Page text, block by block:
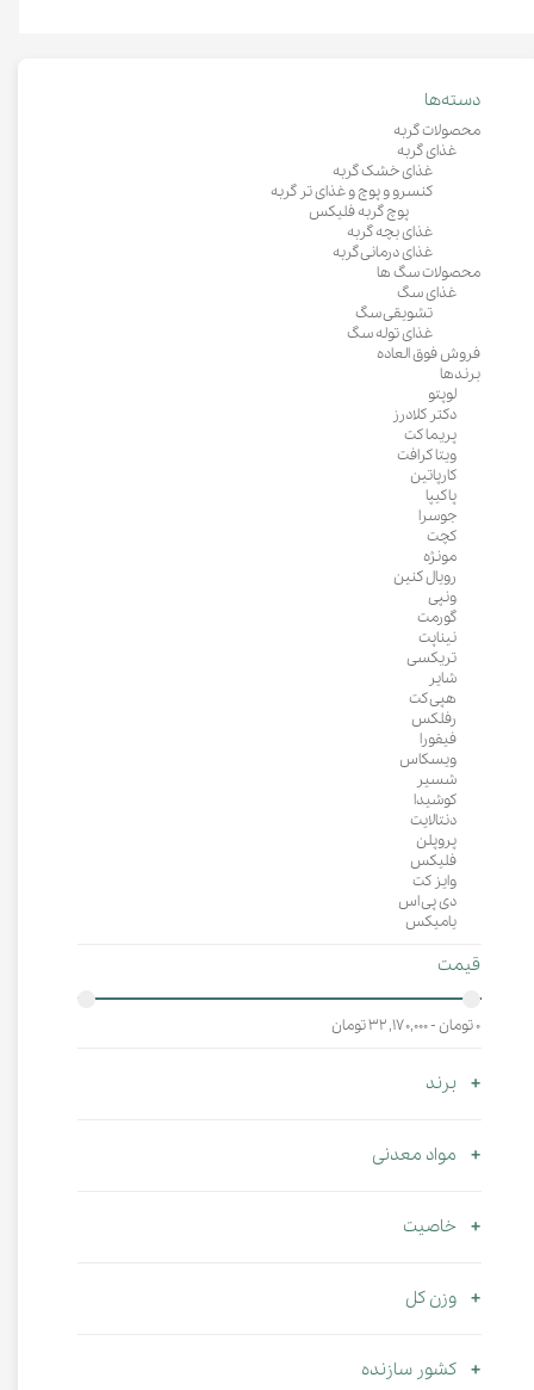
دسته‌ها
محصولات گربه
غذای گربه
غذای خشک گربه
کنسرو و پوچ و غذای تر گربه
پوچ گربه فلیکس
غذای بچه گربه
غذای درمانی گربه
محصولات سگ ها
غذای سگ
تشویقی سگ
غذای توله سگ
فروش فوق العاده
برندها
لوپتو
دکتر کلادرز
پریما کت
ویتا کرافت
کارپاتین
پاکیپا
جوسرا
کچت
مونژه
رویال کنین
ونپی
گورمت
نیناپت
تریکسی
شایر
هپی کت
رفلکس
فیفورا
ویسکاس
شسیر
کوشیدا
دنتالایت
پروپلن
فلیکس
وایز کت
دی پی اس
یامیکس
قیمت
۰ تومان - ۳۲,۱۷۰,۰۰۰ تومان
برند
مواد معدنی
خاصیت
وزن کل
کشور سازنده